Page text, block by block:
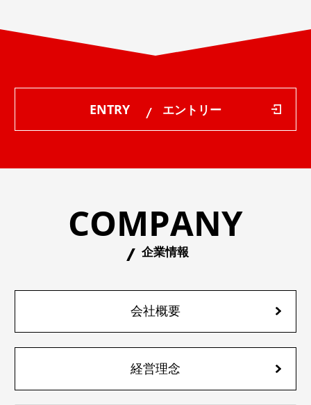
ENTRY エントリー
COMPANY
企業情報
会社概要
経営理念